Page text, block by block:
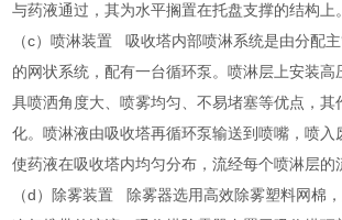
与药液通过，其为水平搁置在托盘支撑的结构上。
（c）喷淋装置 吸收塔内部喷淋系统是由分配
的网状系统，配有一台循环泵。喷淋层上安装高
具喷洒角度大、喷雾均匀、不易堵塞等优点，其
化。喷淋液由吸收塔再循环泵输送到喷嘴，喷入
使药液在吸收塔内均匀分布，流经每个喷淋层的
（d）除雾装置 除雾器选用高效除雾塑料网棉